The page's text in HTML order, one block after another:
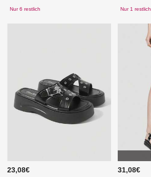
Nur 6 restlich Nur 1 restlich
23,08€ 31,08€